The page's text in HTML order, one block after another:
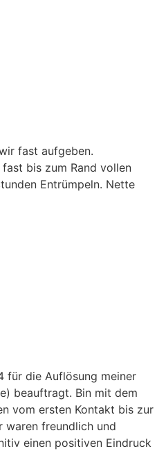
fast aufgeben.
bis zum Rand vollen
Entrümpeln. Nette
für die Auflösung meiner
beauftragt. Bin mit dem
vom ersten Kontakt bis zur
waren freundlich und
einen positiven Eindruck